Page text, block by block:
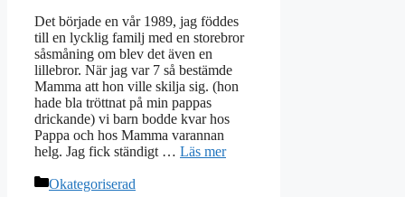
Det började en vår 1989, jag föddes
till en lycklig familj med en storebror
såsmåning om blev det även en
lillebror. När jag var 7 så bestämde
Mamma att hon ville skilja sig. (hon
hade bla tröttnat på min pappas
drickande) vi barn bodde kvar hos
Pappa och hos Mamma varannan
helg. Jag fick ständigt … Läs mer
Kategorier
Okategoriserad